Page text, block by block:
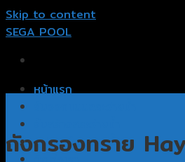
Skip to content
SEGA POOL
หน้าแรก
อุปกรณ์สระว่ายน้ำ
ถังกรองทราย